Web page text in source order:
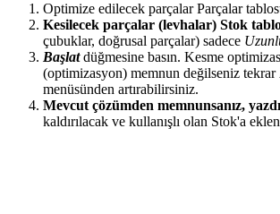
Optimize edilecek parçalar Parçalar
Kesilecek parçalar (levhalar) Stok
çubuklar, doğrusal parçalar) sadece
Başlatdüğmesine basın. Kesme
(optimizasyon) memnun değilseniz tekrar
menüsünden artırabilirsiniz.
Mevcut çözümden memnunsanız,
kaldırılacak ve kullanışlı olan Stok'a